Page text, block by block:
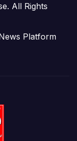
All Rights
Platform